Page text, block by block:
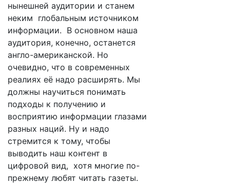
нынешней аудитории и станем
неким глобальным источником
информации. В основном наша
аудитория, конечно, останется
англо-американской. Но
очевидно, что в современных
реалиях её надо расширять. Мы
должны научиться понимать
подходы к получению и
восприятию информации глазами
разных наций. Ну и надо
стремится к тому, чтобы
выводить наш контент в
цифровой вид, хотя многие по-
прежнему любят читать газеты.